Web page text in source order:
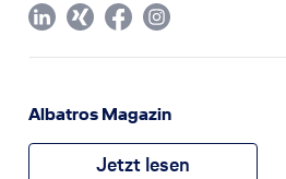
Albatros Magazin
Jetzt lesen